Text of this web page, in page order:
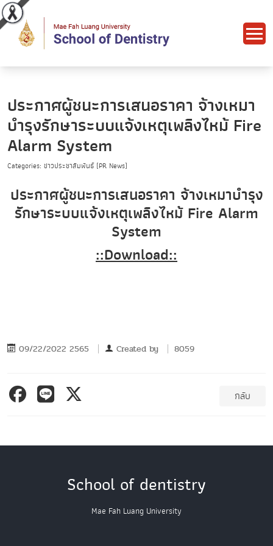
ประกาศผู้ชนะการเสนอราคา จ้างเหมา
บำรุงรักษาระบบแจ้งเหตุเพลิงไหม้ Fire
Alarm System
Categories: ข่าวประชาสัมพันธ์ (PR News)
ประกาศผู้ชนะการเสนอราคา จ้างเหมาบำรุง
รักษาระบบแจ้งเหตุเพลิงไหม้ Fire Alarm
System
::Download::
09/22/2022 2565 Created by 8059
กลับ
School of dentistry
Mae Fah Luang University